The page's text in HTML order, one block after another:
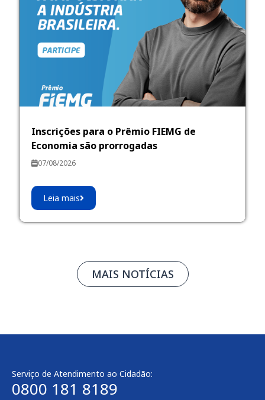
Inscrições para o Prêmio FIEMG de
Economia são prorrogadas
07/08/2026
Leia mais
MAIS NOTÍCIAS
Serviço de Atendimento ao Cidadão:
0800 181 8189